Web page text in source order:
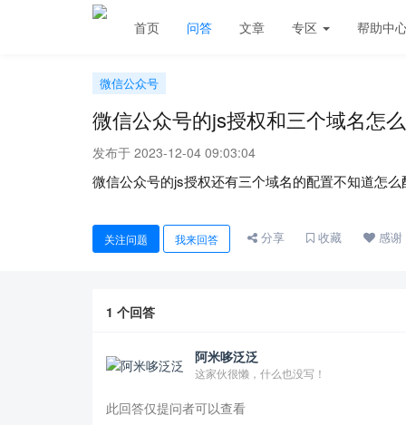
首页 问答 文章 专区 帮助中
微信公众号
微信公众号的js授权和三个域名怎
发布于 2023-12-04 09:03:04
微信公众号的js授权还有三个域名的配置不知道怎么
关注问题 我来回答 分享 收藏 感谢
1 个回答
阿米哆泛泛
这家伙很懒，什么也没写！
此回答仅提问者可以查看